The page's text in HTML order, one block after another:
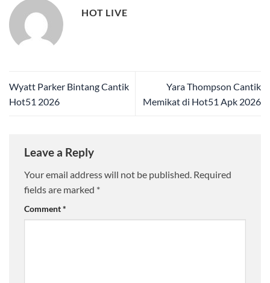
HOT LIVE
Wyatt Parker Bintang Cantik
Hot51 2026
Yara Thompson Cantik
Memikat di Hot51 Apk 2026
Leave a Reply
Your email address will not be published. Required
fields are marked *
Comment*